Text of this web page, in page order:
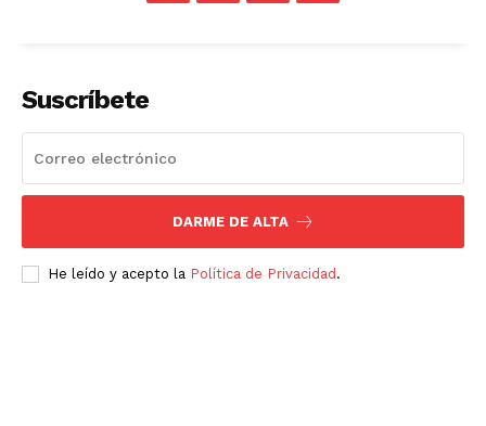
Suscríbete
DARME DE ALTA
He leído y acepto la Política de Privacidad .